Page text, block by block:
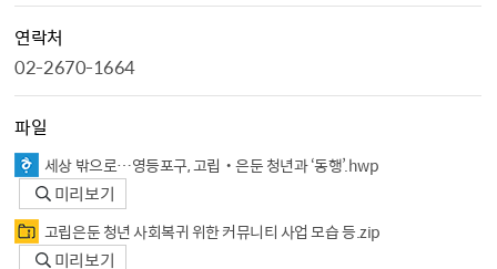
연락처
02-2670-1664
파일
세상 밖으로…영등포구, 고립‧은둔 청년과 ‘동행’.hwp
미리보기
고립은둔 청년 사회복귀 위한 커뮤니티 사업 모습 등.zip
미리보기